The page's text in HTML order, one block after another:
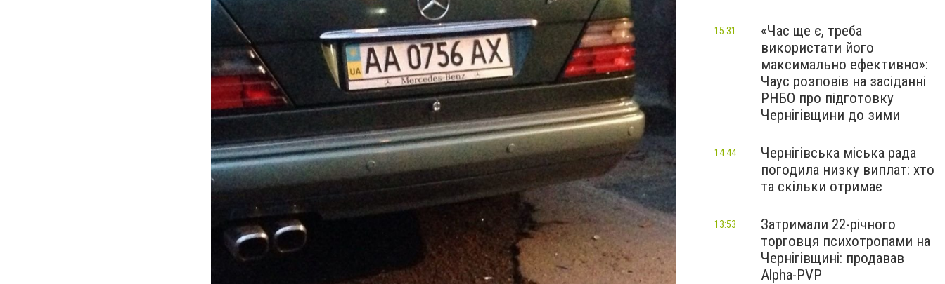
«Час ще є, треба
використати його
максимально ефективно»:
Чаус розповів на засіданні
РНБО про підготовку
Чернігівщини до зими
15:31
Чернігівська міська рада
погодила низку виплат: хто
та скільки отримає
14:44
Затримали 22-річного
торговця психотропами на
Чернігівщині: продавав
Alpha-PVP
13:53